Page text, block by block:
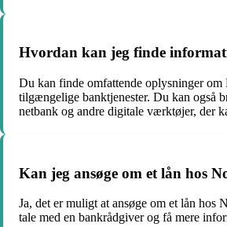
Hvordan kan jeg finde
Du kan finde omfattende oplysninger om
tilgængelige banktjenester. Du kan også
netbank og andre digitale værktøjer, der
Kan jeg ansøge om et lån hos
Ja, det er muligt at ansøge om et lån
tale med en bankrådgiver og få mere